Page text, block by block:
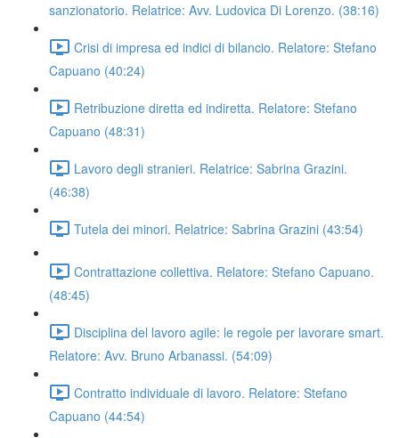
sanzionatorio. Relatrice: Avv. Ludovica Di Lorenzo. (38:16)
Crisi di impresa ed indici di bilancio. Relatore: Stefano
Capuano (40:24)
Retribuzione diretta ed indiretta. Relatore: Stefano
Capuano (48:31)
Lavoro degli stranieri. Relatrice: Sabrina Grazini.
(46:38)
Tutela dei minori. Relatrice: Sabrina Grazini (43:54)
Contrattazione collettiva. Relatore: Stefano Capuano.
(48:45)
Disciplina del lavoro agile: le regole per lavorare smart.
Relatore: Avv. Bruno Arbanassi. (54:09)
Contratto individuale di lavoro. Relatore: Stefano
Capuano (44:54)